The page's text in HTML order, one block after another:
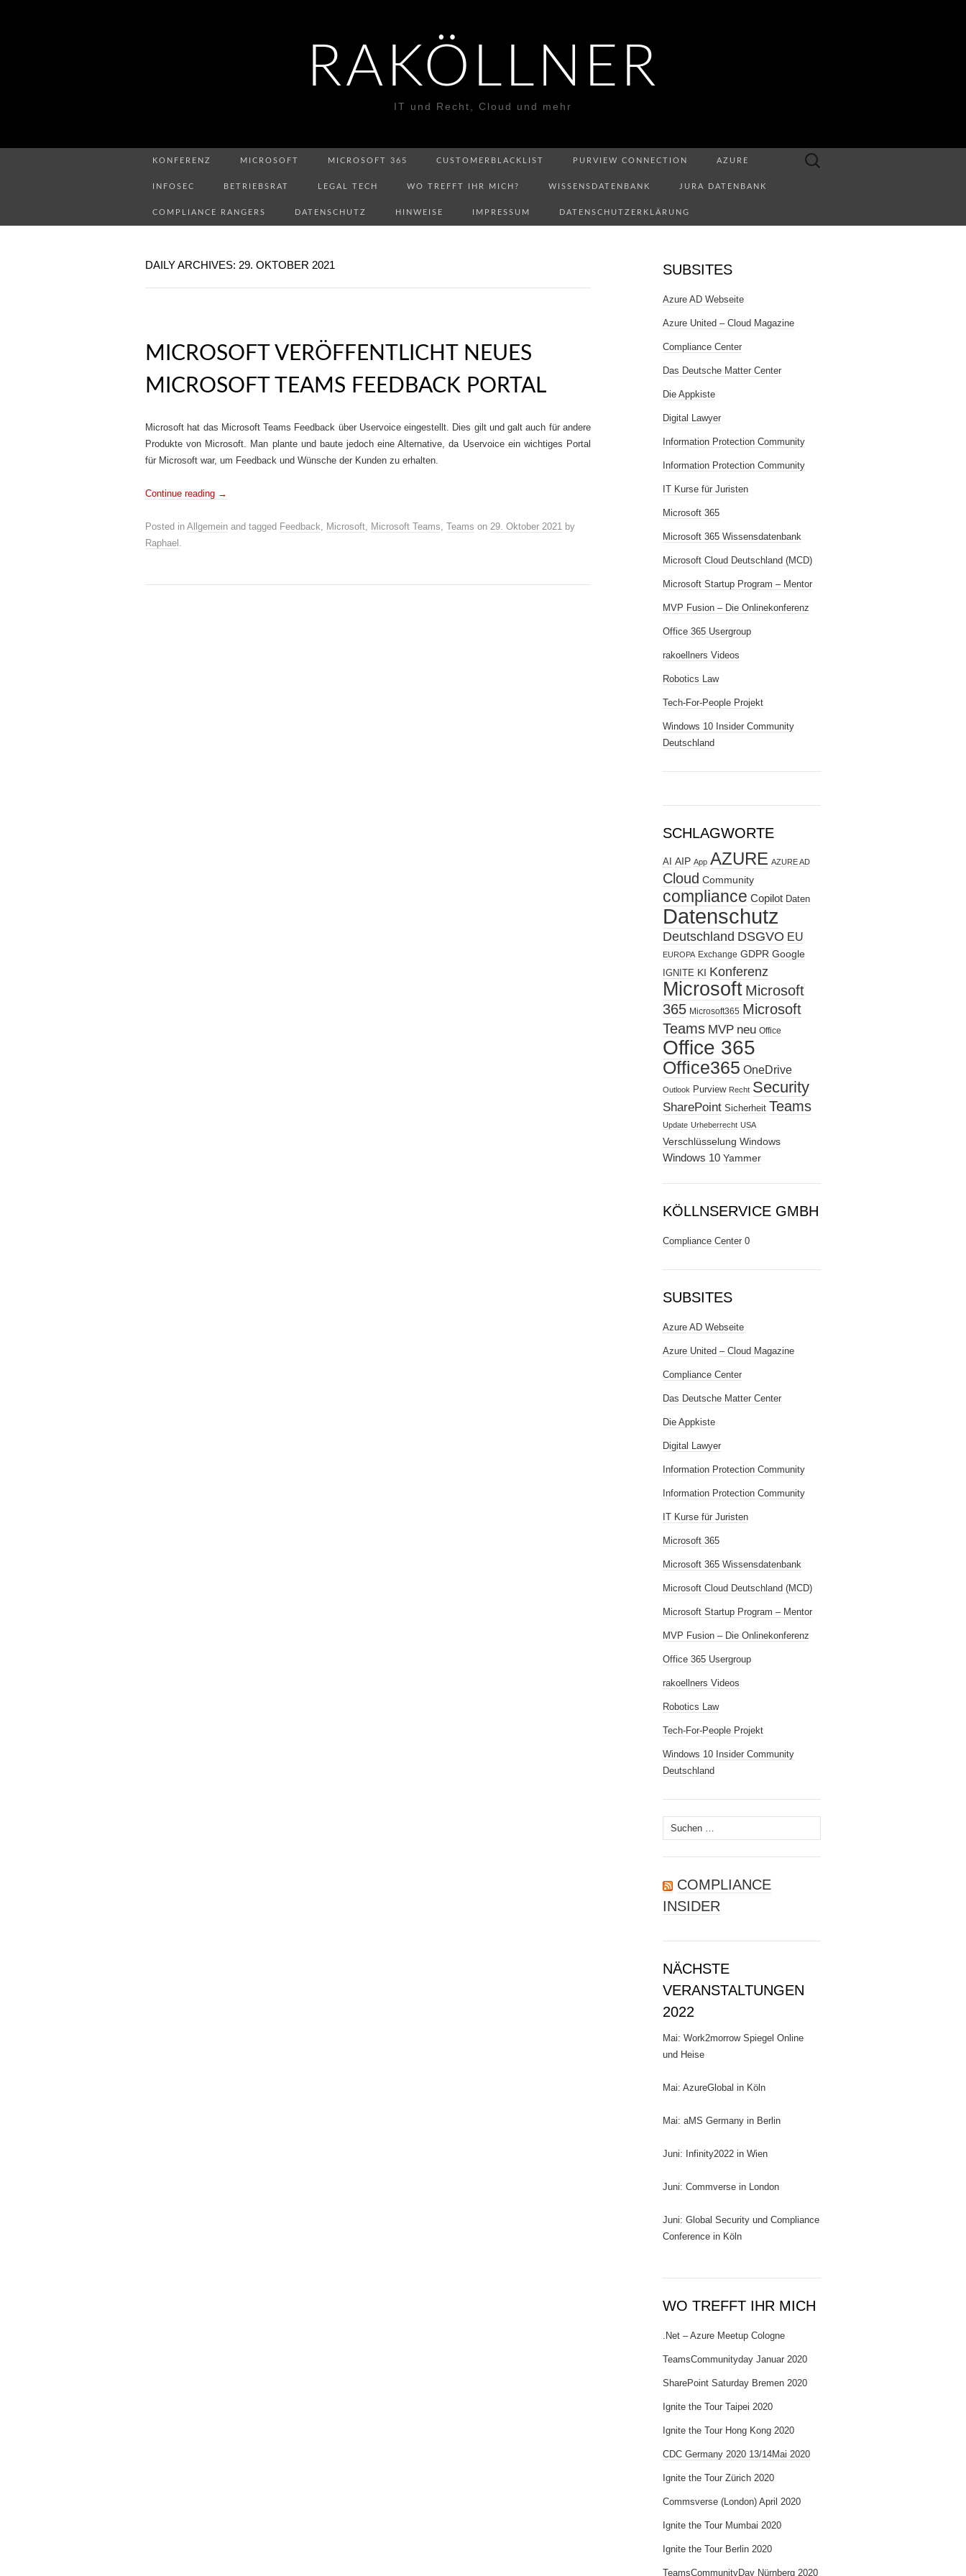
RAKÖLLNER
IT und Recht, Cloud und mehr
KONFERENZ MICROSOFT MICROSOFT 365 CUSTOMERBLACKLIST PURVIEW CONNECTION AZURE
INFOSEC BETRIEBSRAT LEGAL TECH WO TREFFT IHR MICH? WISSENSDATENBANK JURA DATENBANK
COMPLIANCE RANGERS DATENSCHUTZ HINWEISE IMPRESSUM DATENSCHUTZERKLÄRUNG
Suchen
DAILY ARCHIVES: 29. OKTOBER 2021
MICROSOFT VERÖFFENTLICHT NEUES
MICROSOFT TEAMS FEEDBACK PORTAL
Microsoft hat das Microsoft Teams Feedback über Uservoice eingestellt. Dies gilt und galt auch für andere
Produkte von Microsoft. Man plante und baute jedoch eine Alternative, da Uservoice ein wichtiges Portal
für Microsoft war, um Feedback und Wünsche der Kunden zu erhalten.
Continue reading →
Posted in Allgemein and tagged Feedback, Microsoft, Microsoft Teams, Teams on 29. Oktober 2021 by
Raphael .
SUBSITES
Azure AD Webseite
Azure United – Cloud Magazine
Compliance Center
Das Deutsche Matter Center
Die Appkiste
Digital Lawyer
Information Protection Community
Information Protection Community
IT Kurse für Juristen
Microsoft 365
Microsoft 365 Wissensdatenbank
Microsoft Cloud Deutschland (MCD)
Microsoft Startup Program – Mentor
MVP Fusion – Die Onlinekonferenz
Office 365 Usergroup
rakoellners Videos
Robotics Law
Tech-For-People Projekt
Windows 10 Insider Community
Deutschland
SCHLAGWORTE
AI AIP App AZURE AZURE AD
Cloud Community
compliance Copilot Daten
Datenschutz
Deutschland DSGVO EU
EUROPA Exchange GDPR Google
IGNITE KI Konferenz
Microsoft Microsoft
365 Microsoft365 Microsoft
Teams MVP neu Office
Office 365
Office365 OneDrive
Outlook Purview Recht Security
SharePoint Sicherheit Teams
Update Urheberrecht USA
Verschlüsselung Windows
Windows 10 Yammer
KÖLLNSERVICE GMBH
Compliance Center 0
SUBSITES
Azure AD Webseite
Azure United – Cloud Magazine
Compliance Center
Das Deutsche Matter Center
Die Appkiste
Digital Lawyer
Information Protection Community
Information Protection Community
IT Kurse für Juristen
Microsoft 365
Microsoft 365 Wissensdatenbank
Microsoft Cloud Deutschland (MCD)
Microsoft Startup Program – Mentor
MVP Fusion – Die Onlinekonferenz
Office 365 Usergroup
rakoellners Videos
Robotics Law
Tech-For-People Projekt
Windows 10 Insider Community
Deutschland
Suchen
nach:
COMPLIANCE
INSIDER
NÄCHSTE
VERANSTALTUNGEN
2022
Mai: Work2morrow Spiegel Online
und Heise
Mai: AzureGlobal in Köln
Mai: aMS Germany in Berlin
Juni: Infinity2022 in Wien
Juni: Commverse in London
Juni: Global Security und Compliance
Conference in Köln
WO TREFFT IHR MICH
.Net – Azure Meetup Cologne
TeamsCommunityday Januar 2020
SharePoint Saturday Bremen 2020
Ignite the Tour Taipei 2020
Ignite the Tour Hong Kong 2020
CDC Germany 2020 13/14Mai 2020
Ignite the Tour Zürich 2020
Commsverse (London) April 2020
Ignite the Tour Mumbai 2020
Ignite the Tour Berlin 2020
TeamsCommunityDay Nürnberg 2020